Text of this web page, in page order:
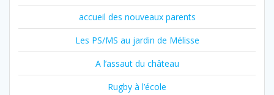
accueil des nouveaux parents
Les PS/MS au jardin de Mélisse
A l’assaut du château
Rugby à l’école